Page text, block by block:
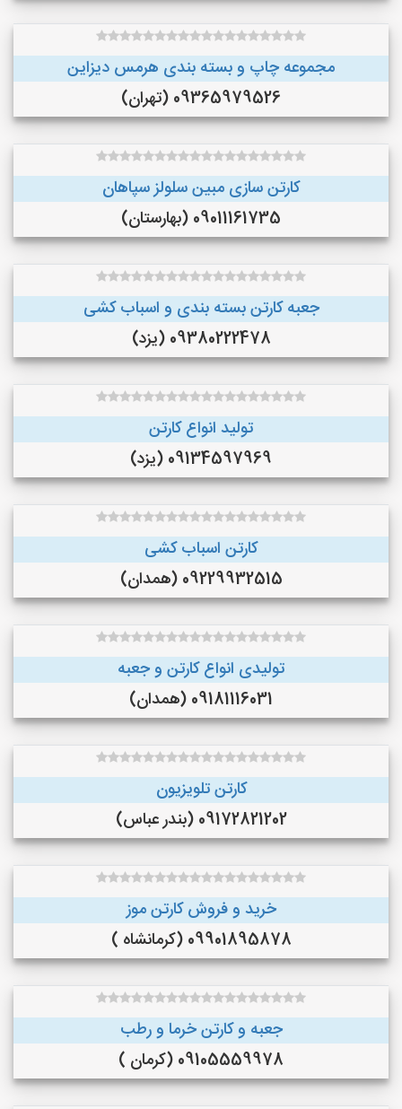
مجموعه چاپ و بسته بندی هرمس دیزاین
09365979526 (تهران)
کارتن سازی مبین سلولز سپاهان
09011161735 (بهارستان)
جعبه کارتن بسته بندی و اسباب کشی
09380222478 (یزد)
تولید انواع کارتن
09134597969 (یزد)
کارتن اسباب کشی
09229932515 (همدان)
تولیدی انواع کارتن و جعبه
09181116031 (همدان)
کارتن تلویزیون
09172821202 (بندر عباس)
خرید و فروش کارتن موز
09901895878 (کرمانشاه )
جعبه و کارتن خرما و رطب
09105559978 (کرمان )